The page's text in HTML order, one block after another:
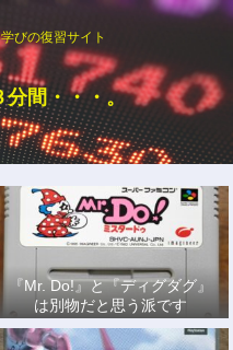
びの復習サイト
分間・・・。
『Mr. Do!』と『ディグダグ』
は別物だと思う派です